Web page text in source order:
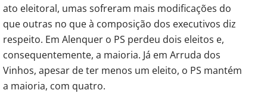
ato eleitoral, umas sofreram mais modificações do
que outras no que à composição dos executivos diz
respeito. Em Alenquer o PS perdeu dois eleitos e,
consequentemente, a maioria. Já em Arruda dos
Vinhos, apesar de ter menos um eleito, o PS mantém
a maioria, com quatro.